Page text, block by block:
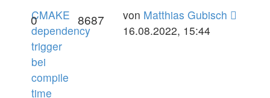
CMAKE
dependency
trigger
bei
compile
time
0 8687 von Matthias Gubisch
16.08.2022, 15:44